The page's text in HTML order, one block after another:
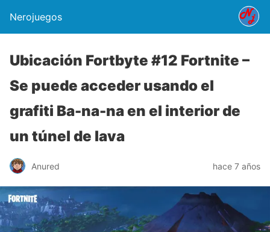
Nerojuegos
Ubicación Fortbyte #12 Fortnite –
Se puede acceder usando el
grafiti Ba-na-na en el interior de
un túnel de lava
Anured hace 7 años